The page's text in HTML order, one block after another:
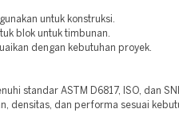
untuk konstruksi.
blok untuk timbunan.
dengan kebutuhan proyek.
standar ASTM D6817, ISO, dan
densitas, dan performa sesuai